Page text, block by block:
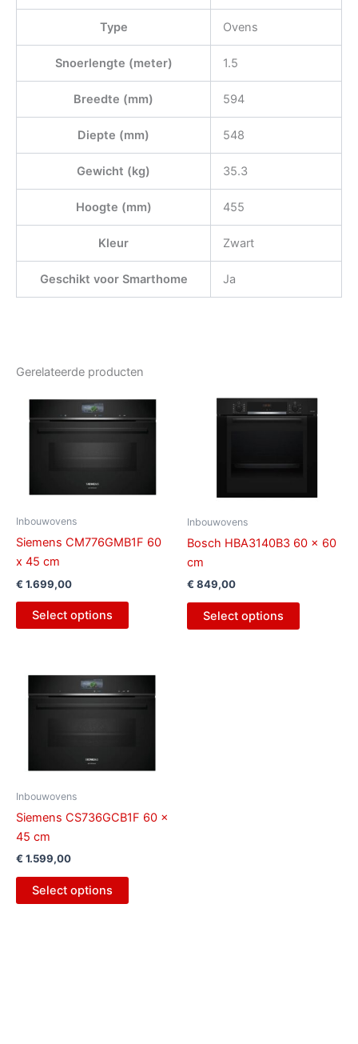
Type Ovens
Snoerlengte (meter) 1.5
Breedte (mm) 594
Diepte (mm) 548
Gewicht (kg) 35.3
Hoogte (mm) 455
Kleur Zwart
Geschikt voor Smarthome Ja
Gerelateerde producten
Inbouwovens
Siemens CM776GMB1F 60
x 45 cm
€ 1.699,00
Select options
Inbouwovens
Bosch HBA3140B3 60 x 60
cm
€ 849,00
Select options
Inbouwovens
Siemens CS736GCB1F 60 x
45 cm
€ 1.599,00
Select options